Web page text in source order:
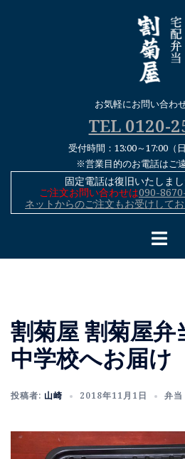
お気軽にお問い合わ
TEL 0120-
受付時間：13:00～17:00（
※営業目的のお電話はご
固定電話は復旧いたしま
ご注文お問い合わせは090-
ネットからのご注文もお受けしてお
割菊屋 割菊屋弁
中学校へお届け
投稿者: 山崎 2018年11月1日 弁当